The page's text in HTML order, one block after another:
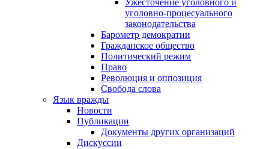
Ужесточение уголовного и
уголовно-процесуального
законодательства
Барометр демократии
Гражданское общество
Политический режим
Право
Революция и оппозиция
Свобода слова
Язык вражды
Новости
Публикации
Документы других организаций
Дискуссии